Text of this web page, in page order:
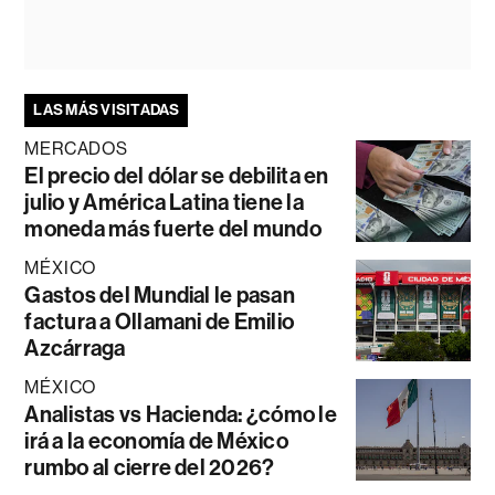
LAS MÁS VISITADAS
MERCADOS
El precio del dólar se debilita en
julio y América Latina tiene la
moneda más fuerte del mundo
MÉXICO
Gastos del Mundial le pasan
factura a Ollamani de Emilio
Azcárraga
MÉXICO
Analistas vs Hacienda: ¿cómo le
irá a la economía de México
rumbo al cierre del 2026?